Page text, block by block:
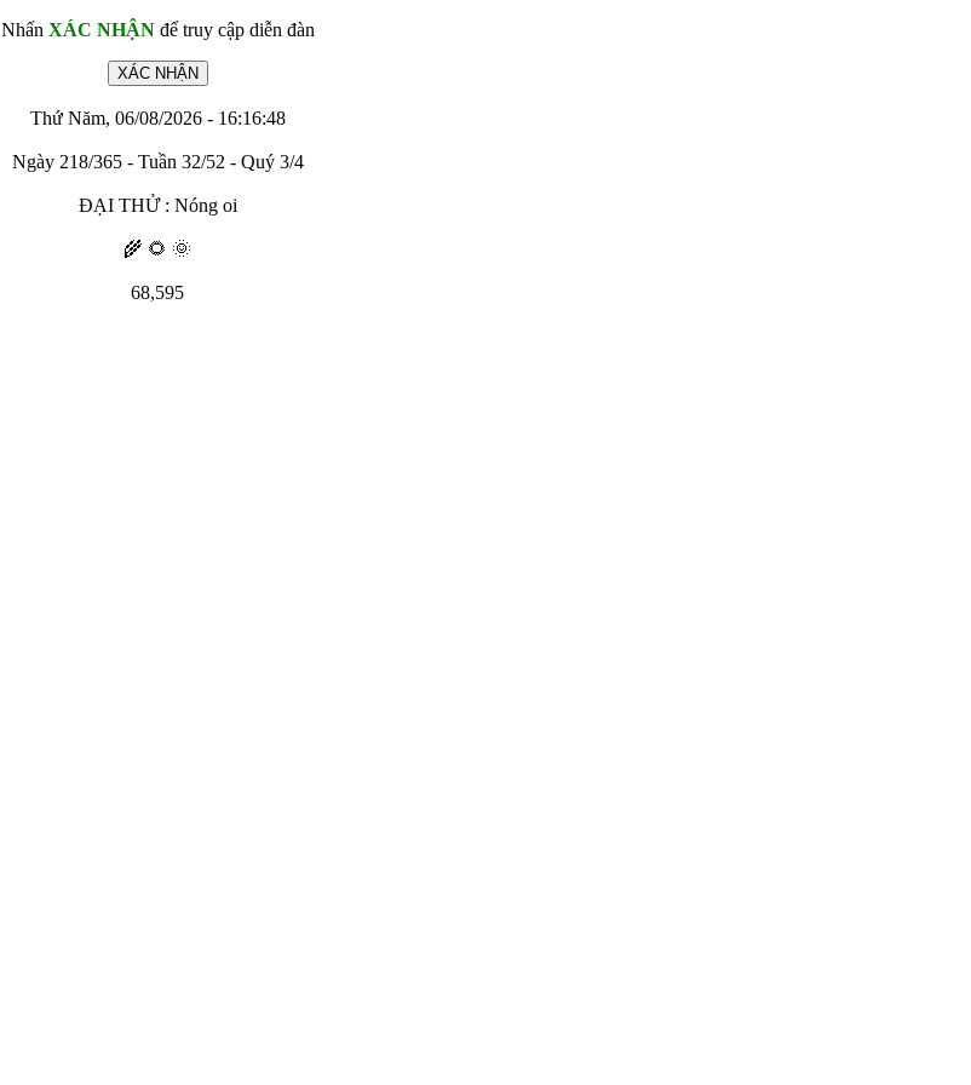
Nhấn XÁC NHẬNđể truy cập diễn đàn
Thứ Năm, 06/08/2026 - 16:16:48
Ngày 218/365 - Tuần 32/52 - Quý 3/4
ĐẠI THỬ : Nóng oi
🌾 🌻 🌞
68,595